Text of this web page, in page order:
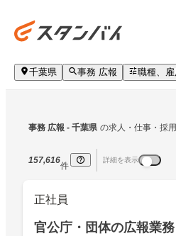
千葉県 事務 広報 職種、
事務 広報 - 千葉県 の求人・仕事・採用
157,616
件
詳細を表示
正社員
官公庁・団体の広報業